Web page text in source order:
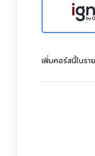
เพิ่มคอร์สนี้ในรา